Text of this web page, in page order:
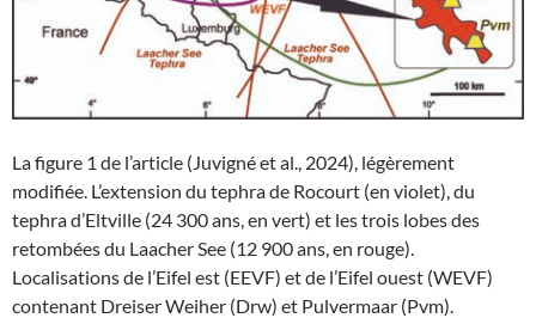
La figure 1 de l’article (Juvigné et al., 2024), légèrement
modifiée. L’extension du tephra de Rocourt (en violet), du
tephra d’Eltville (24 300 ans, en vert) et les trois lobes des
retombées du Laacher See (12 900 ans, en rouge).
Localisations de l’Eifel est (EEVF) et de l’Eifel ouest (WEVF)
contenant Dreiser Weiher (Drw) et Pulvermaar (Pvm).